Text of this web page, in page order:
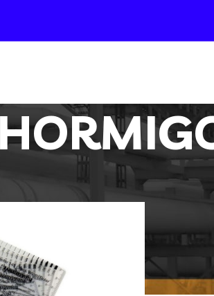
18